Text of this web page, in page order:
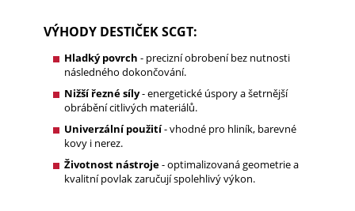
VÝHODY DESTIČEK SCGT:
Hladký povrch - precizní obrobení bez nutnosti
následného dokončování.
Nižší řezné síly- energetické úspory a šetrnější
obrábění citlivých materiálů.
Univerzální použití- vhodné pro hliník, barevné
kovy i nerez.
Životnost nástroje- optimalizovaná geometrie a
kvalitní povlak zaručují spolehlivý výkon.